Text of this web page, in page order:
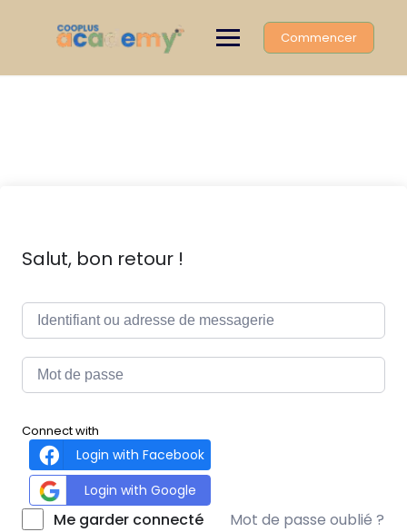
Commencer
Salut, bon retour !
Connect with
Login with Facebook
Login with Google
Me garder connecté Mot de passe oublié ?